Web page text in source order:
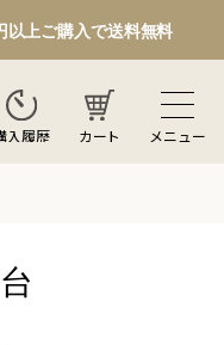
以上ご購入で送料無料
入履歴 カート メニュー